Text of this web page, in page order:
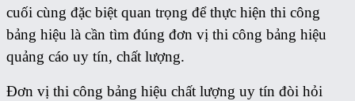
cuối cùng đặc biệt quan trọng để thực hiện thi công
bảng hiệu là cần tìm đúng đơn vị thi công bảng hiệu
quảng cáo uy tín, chất lượng.
Đơn vị thi công bảng hiệu chất lượng uy tín đòi hỏi